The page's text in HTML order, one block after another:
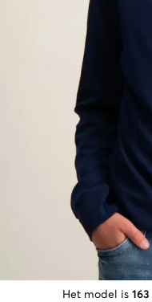
Het model is 163